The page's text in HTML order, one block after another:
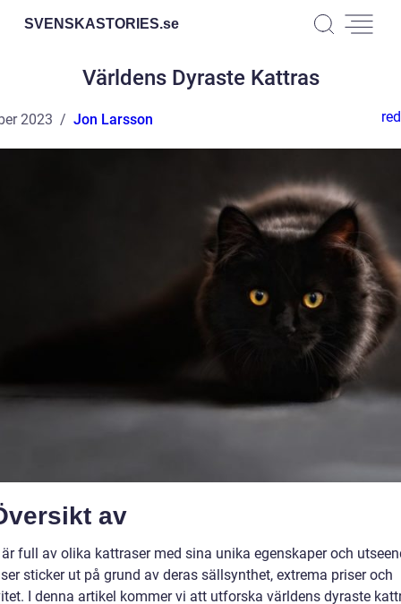
SVENSKASTORIES.se
Världens Dyraste Kattras
2023 Jon Larsson
av
full av olika kattraser med sina unika egenskaper och
sticker ut på grund av deras sällsynthet, extrema priser och
I denna artikel kommer vi att utforska världens dyraste